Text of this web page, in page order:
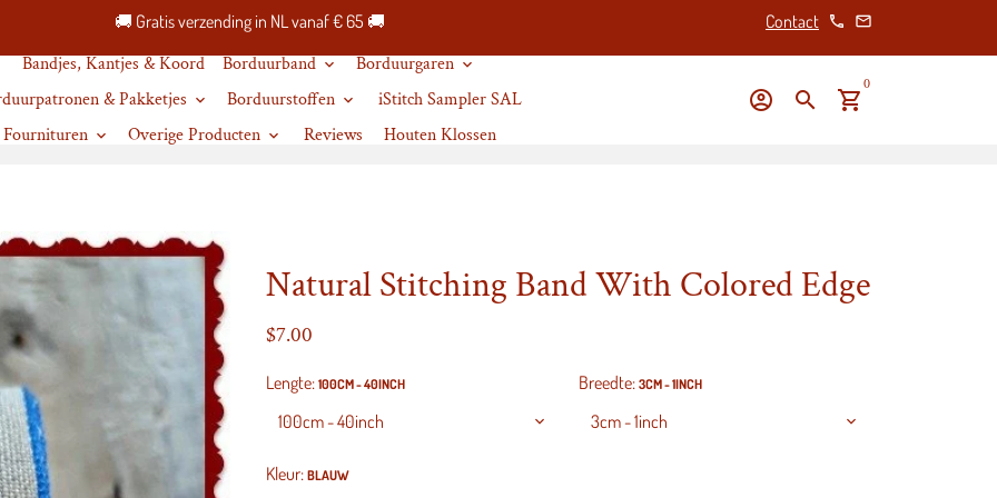
🚚 Gratis verzending in NL vanaf € 65 🚚 Contact phone email
Bandjes, Kantjes & Koord Borduurband keyboard_arrow_down Borduurgaren keyboard_arrow_down
& Pakketjes keyboard_arrow_down Borduurstoffen keyboard_arrow_down
iStitch Sampler SAL
Fournituren keyboard_arrow_down Overige Producten keyboard_arrow_down Reviews Houten Klossen
account_circle search shopping_cart
0
Natural Stitching Band With Colored Edge
$7.00
Lengte: 100CM - 40INCH Breedte: 3CM - 1INCH
Kleur: BLAUW